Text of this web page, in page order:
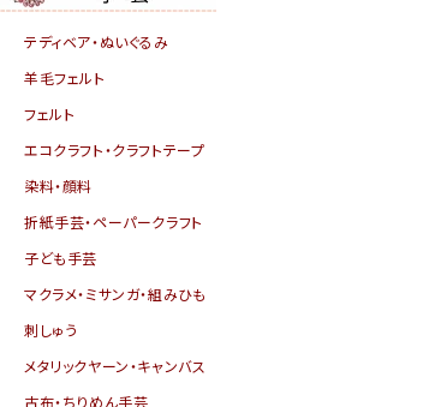
テディベア・ぬいぐるみ
羊毛フェルト
フェルト
エコクラフト・クラフトテープ
染料・顔料
折紙手芸・ペーパークラフト
子ども手芸
マクラメ・ミサンガ・組みひも
刺しゅう
メタリックヤーン・キャンバス
古布・ちりめん手芸